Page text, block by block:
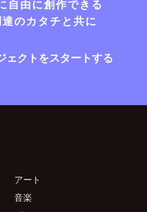
自由に創作できる
のカタチと共に
ェクトをスタートする
アート
音楽